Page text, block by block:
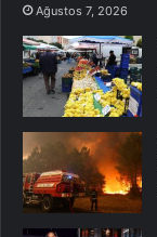
Ağustos 7, 2026